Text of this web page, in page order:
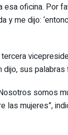
oficina. Por
y me dijo:
tercera
sus palabras
somos
mujeres”,